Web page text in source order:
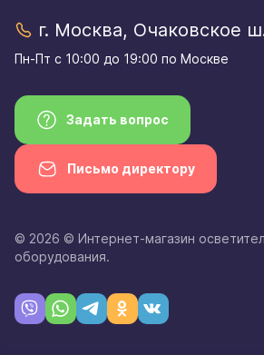
г. Москва, Очаковское
Пн-Пт с 10:00 до 19:00 по Москве
Задать вопрос
Письмо директору
© 2026 © Интернет-магазин
оборудования.